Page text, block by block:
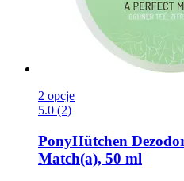
2 opcje
5.0 (2)
PonyHütchen
Match(a), 50 ml